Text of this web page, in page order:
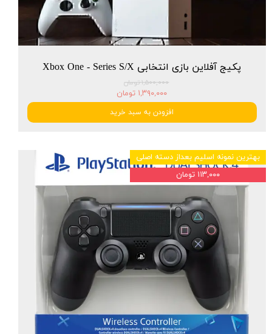
پکیج آفلاین بازی انتخابی Xbox One - Series S/X
۱,۵۰۰,۰۰۰ تومان
۱,۳۹۰,۰۰۰ تومان
افزودن به سبد خرید
بهترین نمونه اسلیم بعداز دسته اصلی
۱۱۳,۰۰۰ تومان